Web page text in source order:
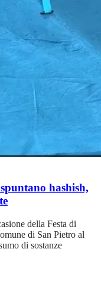
hashish,
della Festa di
di San Pietro al
di sostanze